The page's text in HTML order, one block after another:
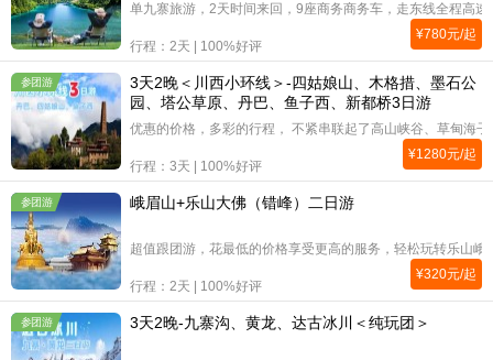
单九寨旅游，2天时间来回，9座商务商务车，走东线全程高速
行程：2天 | 100%好评
¥780元/起
参团游
3天2晚＜川西小环线＞-四姑娘山、木格措、墨石公
园、塔公草原、丹巴、鱼子西、新都桥3日游
优惠的价格，多彩的行程， 不紧串联起了高山峡谷、草甸海
行程：3天 | 100%好评
¥1280元/起
参团游 峨眉山+乐山大佛（错峰）二日游
超值跟团游，花最低的价格享受更高的服务，轻松玩转乐山
行程：2天 | 100%好评
¥320元/起
参团游 3天2晚-九寨沟、黄龙、达古冰川＜纯玩团＞